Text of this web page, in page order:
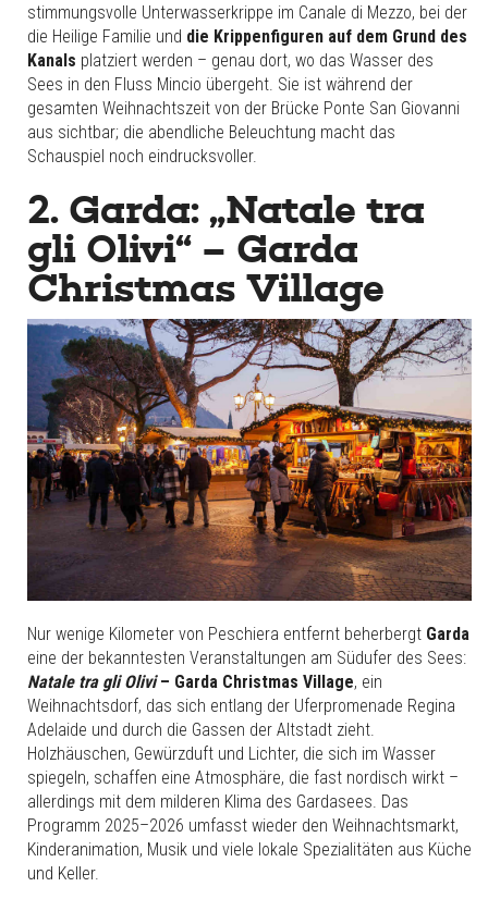
stimmungsvolle Unterwasserkrippe im Canale di Mezzo, bei der
die Heilige Familie und die Krippenfiguren auf dem Grund des
Kanals platziert werden – genau dort, wo das Wasser des
Sees in den Fluss Mincio übergeht. Sie ist während der
gesamten Weihnachtszeit von der Brücke Ponte San Giovanni
aus sichtbar; die abendliche Beleuchtung macht das
Schauspiel noch eindrucksvoller.
2. Garda: „Natale tra
gli Olivi“ – Garda
Christmas Village
Nur wenige Kilometer von Peschiera entfernt beherbergt Garda
eine der bekanntesten Veranstaltungen am Südufer des Sees:
Natale tra gli Olivi– Garda Christmas Village, ein
Weihnachtsdorf, das sich entlang der Uferpromenade Regina
Adelaide und durch die Gassen der Altstadt zieht.
Holzhäuschen, Gewürzduft und Lichter, die sich im Wasser
spiegeln, schaffen eine Atmosphäre, die fast nordisch wirkt –
allerdings mit dem milderen Klima des Gardasees. Das
Programm 2025–2026 umfasst wieder den Weihnachtsmarkt,
Kinderanimation, Musik und viele lokale Spezialitäten aus Küche
und Keller.